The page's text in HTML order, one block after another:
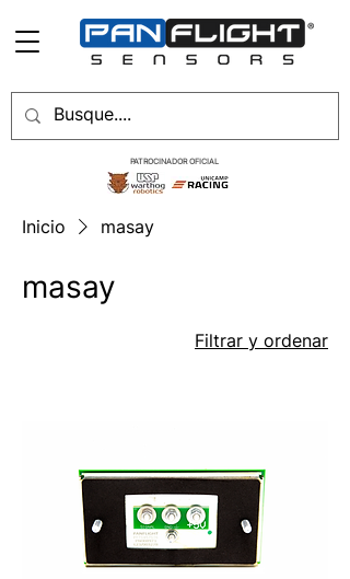
PATROCINADOR OFICIAL
Inicio masay
masay
Filtrar y ordenar